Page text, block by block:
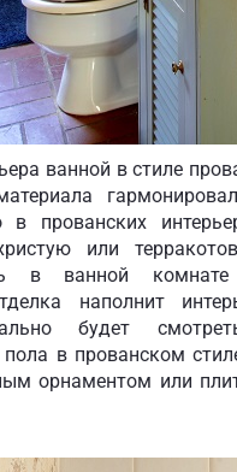
ванной в стиле
прованских
или
в ванной
наполнит
будет
в прованском
орнаментом или